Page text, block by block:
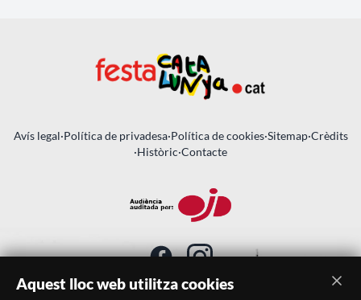
Avís legal·Política de privadesa·Política de cookies·Sitemap·Crèdits
·Històric·Contacte
Aquest lloc web utilitza cookies